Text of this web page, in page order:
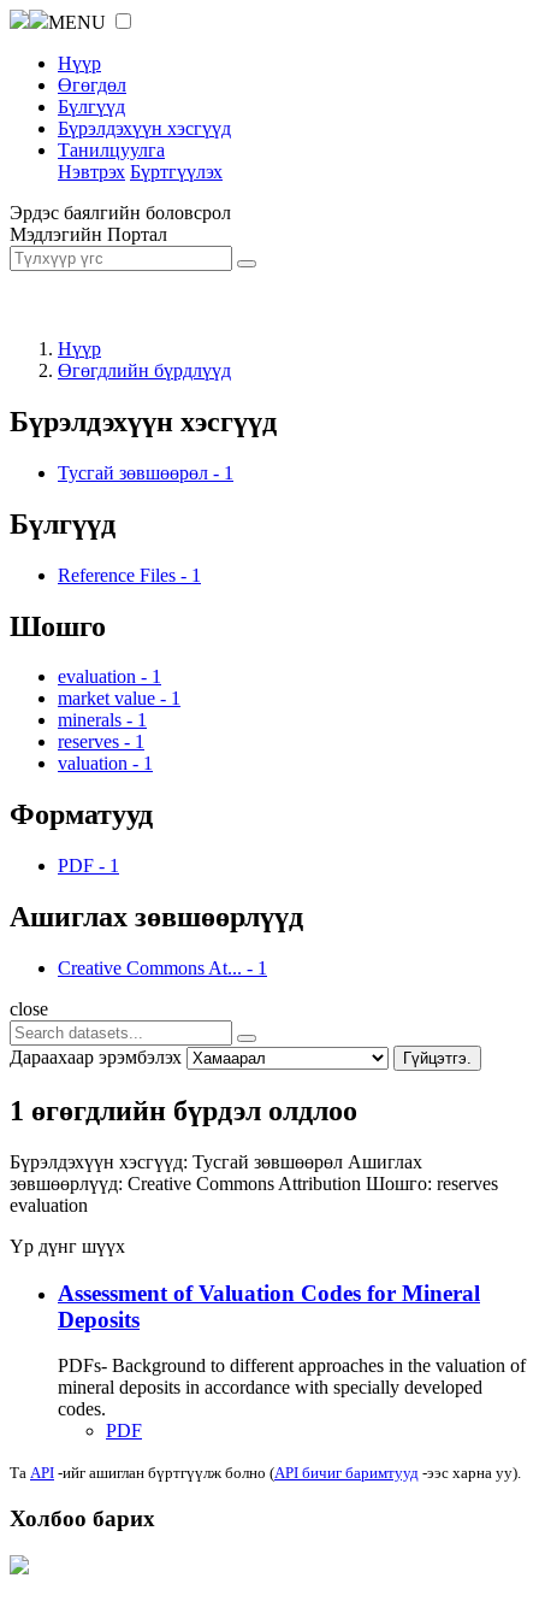
MENU
Нүүр
Өгөгдөл
Бүлгүүд
Бүрэлдэхүүн хэсгүүд
Танилцуулга
Нэвтрэх Бүртгүүлэх
Эрдэс баялгийн боловсрол
Мэдлэгийн Портал
Нүүр
Өгөгдлийн бүрдлүүд
Бүрэлдэхүүн хэсгүүд
Тусгай зөвшөөрөл - 1
Бүлгүүд
Reference Files - 1
Шошго
evaluation - 1
market value - 1
minerals - 1
reserves - 1
valuation - 1
Форматууд
PDF - 1
Ашиглах зөвшөөрлүүд
Creative Commons At... - 1
close
Дараахаар эрэмбэлэх Гүйцэтгэ.
1 өгөгдлийн бүрдэл олдлоо
Бүрэлдэхүүн хэсгүүд: Тусгай зөвшөөрөл Ашиглах
зөвшөөрлүүд: Creative Commons Attribution Шошго: reserves
evaluation
Үр дүнг шүүх
Assessment of Valuation Codes for Mineral
Deposits
PDFs- Background to different approaches in the valuation of
mineral deposits in accordance with specially developed
codes.
PDF
Та API -ийг ашиглан бүртгүүлж болно (API бичиг баримтууд -ээс харна уу).
Холбоо барих